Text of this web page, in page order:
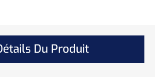
Du Produit